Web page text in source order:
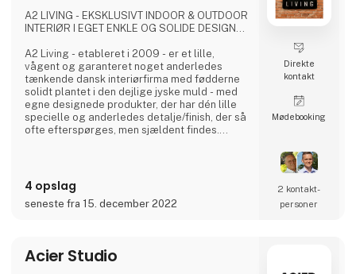
A2 LIVING - EKSKLUSIVT INDOOR & OUTDOOR
INTERIØR I EGET ENKLE OG SOLIDE DESIGN...
A2 Living - etableret i 2009 - er et lille,
vågent og garanteret noget anderledes
tænkende dansk interiørfirma med fødderne
solidt plantet i den dejlige jyske muld - med
egne designede produkter, der har dén lille
specielle og anderledes detalje/finish, der så
ofte efterspørges, men sjældent findes.
sætter en ære i at lægge navn til - kort sagt,
dansk design der holder…
4 opslag
seneste fra 15. december 2022
Direkte
kontakt
Møde­booking
2 kontakt­
personer
Acier Studio